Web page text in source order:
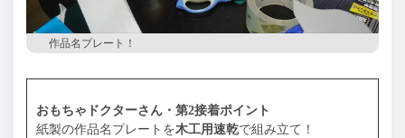
作品名プレート！
おもちゃドクターさん・第2接着ポイント
紙製の作品名プレートを木工用速乾で組み立て！